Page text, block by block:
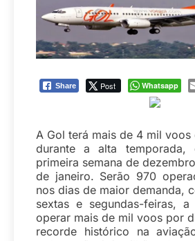
Share Post Whatsapp
A Gol terá mais de 4 mil voos
durante a alta temporada,
primeira semana de
de janeiro. Serão 970
nos dias de maior demanda,
sextas e segundas-feiras, a
operar mais de mil voos por
recorde histórico na